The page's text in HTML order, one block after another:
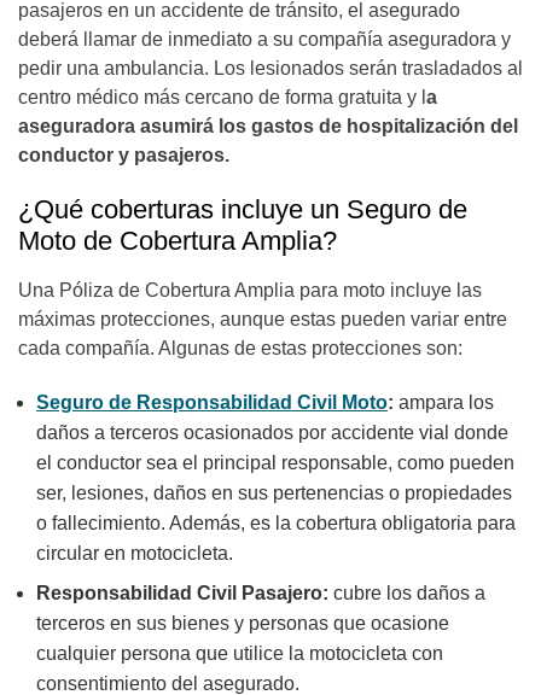
pasajeros en un accidente de tránsito, el asegurado
deberá llamar de inmediato a su compañía aseguradora y
pedir una ambulancia. Los lesionados serán trasladados al
centro médico más cercano de forma gratuita y l a
aseguradora asumirá los gastos de hospitalización del
conductor y pasajeros.
¿Qué coberturas incluye un Seguro de
Moto de Cobertura Amplia?
Una Póliza de Cobertura Amplia para moto incluye las
máximas protecciones, aunque estas pueden variar entre
cada compañía. Algunas de estas protecciones son:
Seguro de Responsabilidad Civil Moto: ampara los
daños a terceros ocasionados por accidente vial donde
el conductor sea el principal responsable, como pueden
ser, lesiones, daños en sus pertenencias o propiedades
o fallecimiento. Además, es la cobertura obligatoria para
circular en motocicleta.
Responsabilidad Civil Pasajero: cubre los daños a
terceros en sus bienes y personas que ocasione
cualquier persona que utilice la motocicleta con
consentimiento del asegurado.